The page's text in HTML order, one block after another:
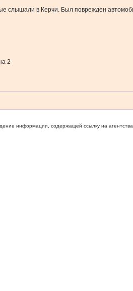
слышали в Керчи. Был поврежден
2
информации, содержащей ссылку на